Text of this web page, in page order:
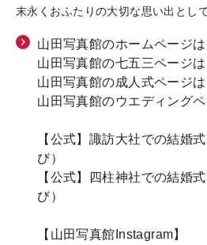
末永くおふたりの大切な思い出とし
山田写真館のホームページ
山田写真館の七五三ページ
山田写真館の成人式ページ
山田写真館のウエディング
【公式】諏訪大社での結婚
び）
【公式】四柱神社での結婚
び）
【山田写真館Instagram】